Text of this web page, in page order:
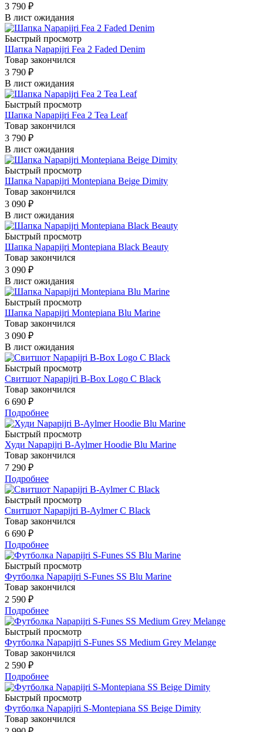
3 790 ₽
В лист ожидания
Быстрый просмотр
Шапка Napapijri Fea 2 Faded Denim
Товар закончился
3 790 ₽
В лист ожидания
Быстрый просмотр
Шапка Napapijri Fea 2 Tea Leaf
Товар закончился
3 790 ₽
В лист ожидания
Быстрый просмотр
Шапка Napapijri Montepiana Beige Dimity
Товар закончился
3 090 ₽
В лист ожидания
Быстрый просмотр
Шапка Napapijri Montepiana Black Beauty
Товар закончился
3 090 ₽
В лист ожидания
Быстрый просмотр
Шапка Napapijri Montepiana Blu Marine
Товар закончился
3 090 ₽
В лист ожидания
Быстрый просмотр
Свитшот Napapijri B-Box Logo C Black
Товар закончился
6 690 ₽
Подробнее
Быстрый просмотр
Худи Napapijri B-Aylmer Hoodie Blu Marine
Товар закончился
7 290 ₽
Подробнее
Быстрый просмотр
Свитшот Napapijri B-Aylmer C Black
Товар закончился
6 690 ₽
Подробнее
Быстрый просмотр
Футболка Napapijri S-Funes SS Blu Marine
Товар закончился
2 590 ₽
Подробнее
Быстрый просмотр
Футболка Napapijri S-Funes SS Medium Grey Melange
Товар закончился
2 590 ₽
Подробнее
Быстрый просмотр
Футболка Napapijri S-Montepiana SS Beige Dimity
Товар закончился